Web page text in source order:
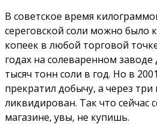
В советское время
сереговской соли можно было
копеек в любой торговой
годах на солеваренном
тысяч тонн соли в год. Но в
прекратил добычу, а через
ликвидирован. Так что сейчас
магазине, увы, не купишь.